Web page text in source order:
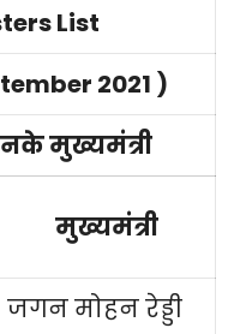
List
2021 )
मुख्यमंत्री
मुख्यमंत्री
जगन मोहन रेड्डी